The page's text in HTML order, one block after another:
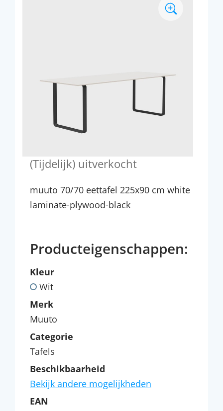
(Tijdelijk) uitverkocht
muuto 70/70 eettafel 225x90 cm white
laminate-plywood-black
Producteigenschappen:
Kleur
Wit
Merk
Muuto
Categorie
Tafels
Beschikbaarheid
Bekijk andere mogelijkheden
EAN